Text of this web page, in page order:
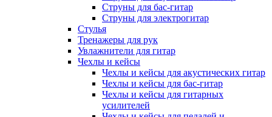
Струны для бас-гитар
Струны для электрогитар
Стулья
Тренажеры для рук
Увлажнители для гитар
Чехлы и кейсы
Чехлы и кейсы для акустических гитар
Чехлы и кейсы для бас-гитар
Чехлы и кейсы для гитарных
усилителей